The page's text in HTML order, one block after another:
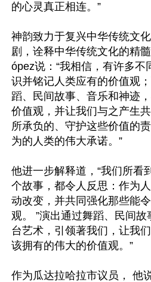
的心灵真正相连。”
神韵致力于复兴中华传统文
剧，诠释中华传统文化的精
ópez说：“我相信，有许多不
识并铭记人类应有的价值观
蹈、民间故事、音乐和神迹
价值观，并让我们与之产生
所承负的、守护这些价值的
为的人类的伟大承诺。”
他进一步解释道，“我们所看
个故事，都令人反思：作为
动改变，并共同强化那些能
观。 ”演出通过舞蹈、民间故
台艺术，引领著我们，让我
该拥有的伟大的价值观。”
作为瓜达拉哈拉市议员， 他